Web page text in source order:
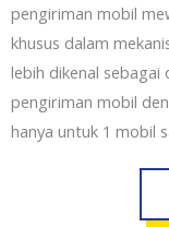
pengiriman mobil
khusus dalam
lebih dikenal
pengiriman mobil
hanya untuk 1 mobil